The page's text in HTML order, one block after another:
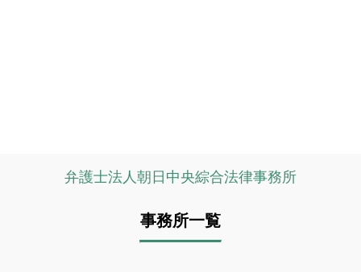
弁護士法人朝日中央綜合法律事務所
事務所一覧